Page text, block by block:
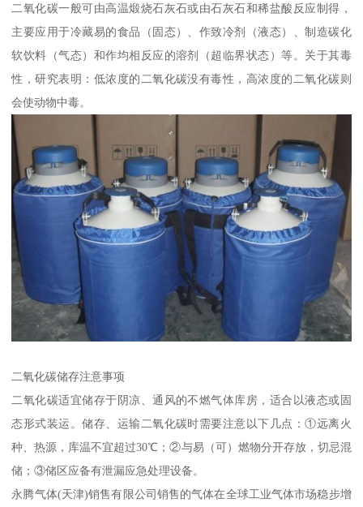
二氧化碳一般可由高温煅烧石灰石或由石灰石和稀盐酸反应制得，
主要应用于冷藏易的食品（固态）、作致冷剂（液态）、制造碳化
软饮料（气态）和作均相反应的溶剂（超临界状态）等。关于其毒
性，研究表明：低浓度的二氧化碳没有毒性，高浓度的二氧化碳则
会使动物中毒。
二氧化碳储存注意事项
二氧化碳适宜储存于阴凉、通风的不燃气体库房，适合以液态或固
态形式装运。储存、运输二氧化碳时需要注意以下几点：①远离火
种、热源，库温不宜超过30℃；②与易（可）燃物分开存放，切忌混
储；③储区应备有泄漏应急处理设备。
永腾气体(天津)销售有限公司销售的气体在全球工业气体市场稳步增